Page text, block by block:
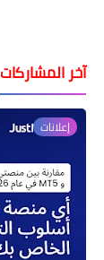
آخر المشاركات
إعلانات